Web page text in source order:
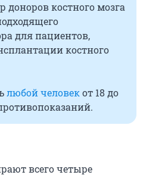
доноров костного мозга
для пациентов,
костного
любой человекот 18 до
всего четыре